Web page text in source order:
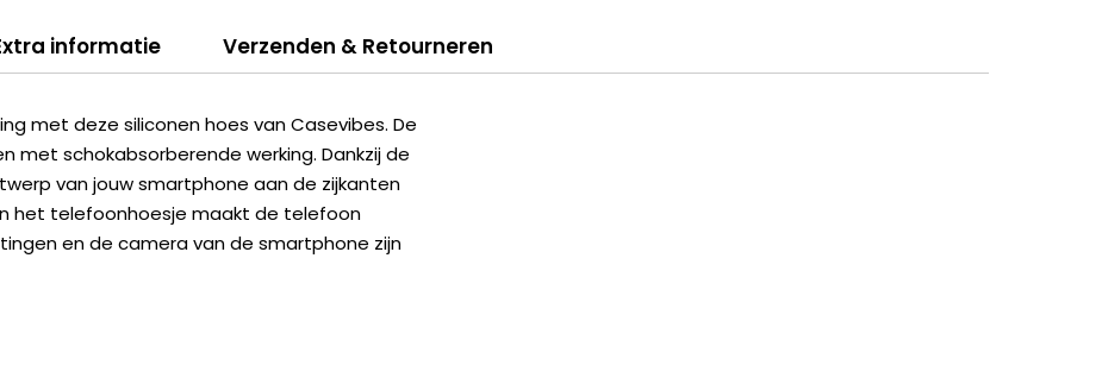
informatie Verzenden & Retourneren
met deze siliconen hoes van Casevibes. De
met schokabsorberende werking. Dankzij de
van jouw smartphone aan de zijkanten
het telefoonhoesje maakt de telefoon
en de camera van de smartphone zijn